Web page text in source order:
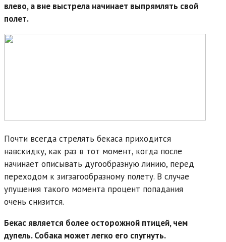
влево, а вне выстрела начинает выпрямлять свой
полет.
Почти всегда стрелять бекаса приходится
навскидку, как раз в тот момент, когда после
начинает описывать дугообразную линию, перед
переходом к зигзагообразному полету. В случае
упущения такого момента процент попадания
очень снизится.
Бекас является более осторожной птицей, чем
дупель. Собака может легко его спугнуть.